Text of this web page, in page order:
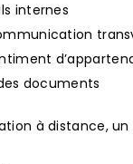
internes
documents
à distance,